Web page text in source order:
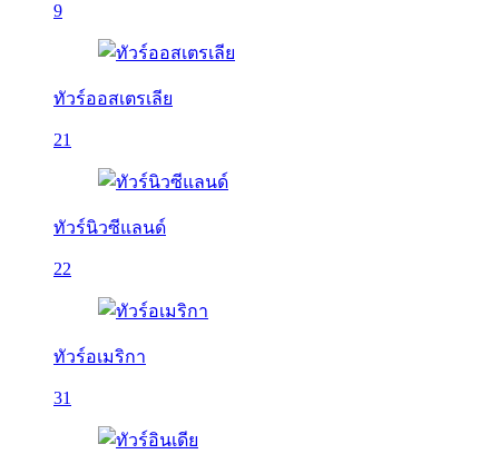
9
ทัวร์ออสเตรเลีย
21
ทัวร์นิวซีแลนด์
22
ทัวร์อเมริกา
31